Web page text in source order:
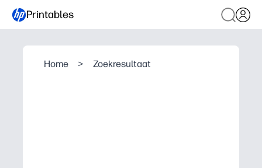
Printables
Home > Zoekresultaat